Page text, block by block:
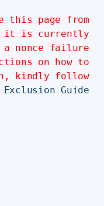
this page from
it is currently
a nonce failure.
on how to
kindly follow
Exclusion Guide..